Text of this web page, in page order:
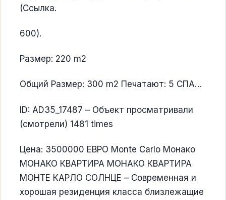
(Ссылка.
600).
Размер: 220 m2
Общий Размер: 300 m2 Печатают: 5 СПА…
ID: AD35_17487 – Объект просматривали
(смотрели) 1481 times
Цена: 3500000 ЕВРО Monte Carlo Монако
МОНАКО КВАРТИРА МОНАКО КВАРТИРА
МОНТЕ КАРЛО СОЛНЦЕ – Современная и
хорошая резиденция класса близлежащие